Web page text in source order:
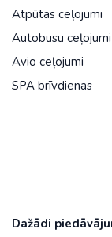
Atpūtas ceļojumi
Autobusu ceļojumi
Avio ceļojumi
SPA brīvdienas
Dažādi